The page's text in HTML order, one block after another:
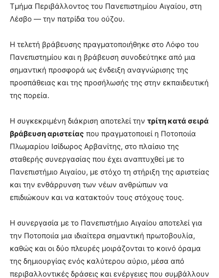
Τμήμα Περιβάλλοντος του Πανεπιστημίου Αιγαίου, στη
Λέσβο — την πατρίδα του ούζου.
Η τελετή βράβευσης πραγματοποιήθηκε στο Λόφο του
Πανεπιστημίου και η βράβευση συνοδεύτηκε από μια
σημαντική προσφορά ως ένδειξη αναγνώρισης της
προσπάθειας και της προσήλωσής της στην εκπαιδευτική
της πορεία.
Η συγκεκριμένη διάκριση αποτελεί την τρίτη κατά σειρά
βράβευση αριστείας που πραγματοποιεί η Ποτοποιία
Πλωμαρίου Ισίδωρος Αρβανίτης, στο πλαίσιο της
σταθερής συνεργασίας που έχει αναπτυχθεί με το
Πανεπιστήμιο Αιγαίου, με στόχο τη στήριξη της αριστείας
και την ενθάρρυνση των νέων ανθρώπων να
επιδιώκουν και να κατακτούν τους στόχους τους.
Η συνεργασία με το Πανεπιστήμιο Αιγαίου αποτελεί για
την Ποτοποιία μια ιδιαίτερα σημαντική πρωτοβουλία,
καθώς και οι δύο πλευρές μοιράζονται το κοινό όραμα
της δημιουργίας ενός καλύτερου αύριο, μέσα από
περιβαλλοντικές δράσεις και ενέργειες που συμβάλλουν